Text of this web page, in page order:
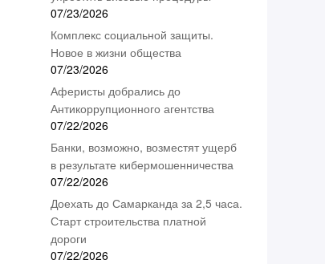
07/23/2026
Комплекс социальной защиты.
Новое в жизни общества
07/23/2026
Аферисты добрались до
Антикоррупционного агентства
07/22/2026
Банки, возможно, возместят ущерб
в результате кибермошенничества
07/22/2026
Доехать до Самарканда за 2,5 часа.
Старт строительства платной
дороги
07/22/2026